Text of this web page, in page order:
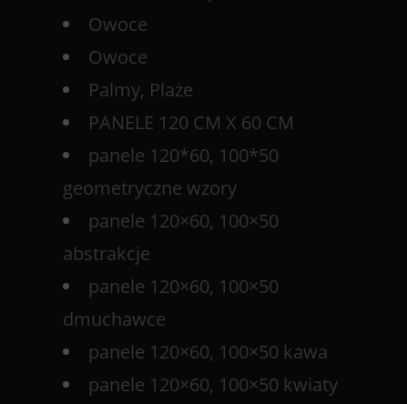
Owoce
Owoce
Palmy, Plaże
PANELE 120 CM X 60 CM
panele 120*60, 100*50
geometryczne wzory
panele 120×60, 100×50
abstrakcje
panele 120×60, 100×50
dmuchawce
panele 120×60, 100×50 kawa
panele 120×60, 100×50 kwiaty